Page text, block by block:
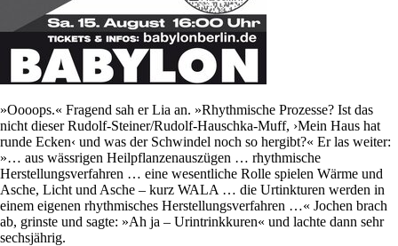
»Oooops.« Fragend sah er Lia an. »Rhythmische Prozesse? Ist das
nicht dieser Rudolf-Steiner/Rudolf-Hauschka-Muff, ›Mein Haus hat
runde Ecken‹ und was der Schwindel noch so hergibt?« Er las weiter:
»… aus wässrigen Heilpflanzenauszügen … rhythmische
Herstellungsverfahren … eine wesentliche Rolle spielen Wärme und
Asche, Licht und Asche – kurz WALA … die Urtinkturen werden in
einem eigenen rhythmisches Herstellungsverfahren …« Jochen brach
ab, grinste und sagte: »Ah ja – Urintrinkkuren« und lachte dann sehr
sechsjährig.